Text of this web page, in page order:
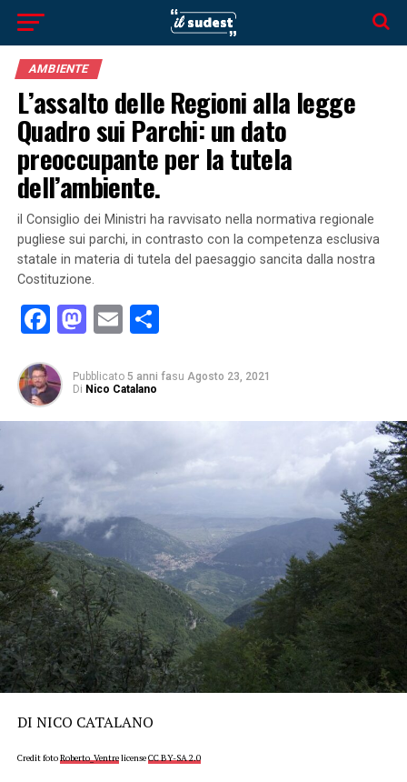
AMBIENTE
L’assalto delle Regioni alla legge
Quadro sui Parchi: un dato
preoccupante per la tutela
dell’ambiente.
il Consiglio dei Ministri ha ravvisato nella normativa regionale
pugliese sui parchi, in contrasto con la competenza esclusiva
statale in materia di tutela del paesaggio sancita dalla nostra
Costituzione.
Facebook
Mastodon
EmailCondividi
Pubblicato 5 anni fasu Agosto 23, 2021
Di Nico Catalano
DI NICO CATALANO
Credit fotoRoberto_VentrelicenseCC BY-SA 2.0